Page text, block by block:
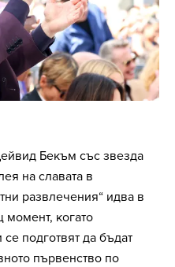
Бекъм със звезда
на славата в
развлечения“ идва в
когато
подготвят да бъдат
първенство по